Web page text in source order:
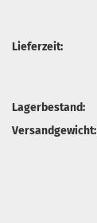
Lieferzeit:
Lagerbestand:
Versandgewicht: